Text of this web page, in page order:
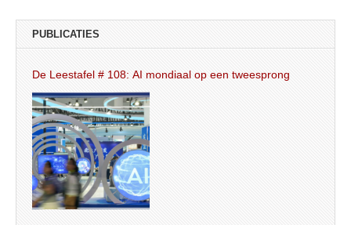
PUBLICATIES
De Leestafel # 108: AI mondiaal op een tweesprong